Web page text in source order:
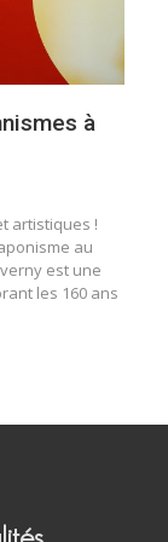
à
artistiques !
au
est une
les 160 ans